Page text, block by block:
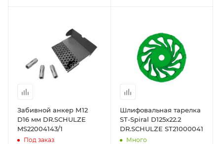
Забивной анкер М12
D16 мм DR.SCHULZE
MS22004143/1
Под заказ
Шлифовальная тарелка
ST-Spiral D125х22.2
DR.SCHULZE ST21000041
Много